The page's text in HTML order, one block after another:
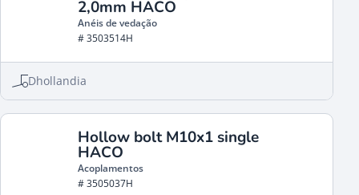
2,0mm HACO
Anéis de vedação
# 3503514H
Dhollandia
Hollow bolt M10x1 single
HACO
Acoplamentos
# 3505037H